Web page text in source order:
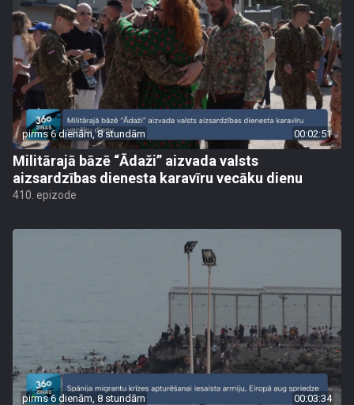
pirms 6 dienām, 8 stundām 00:02:51
Militārajā bāzē “Ādaži” aizvada valsts
aizsardzības dienesta karavīru vecāku dienu
410. epizode
pirms 6 dienām, 8 stundām 00:03:34